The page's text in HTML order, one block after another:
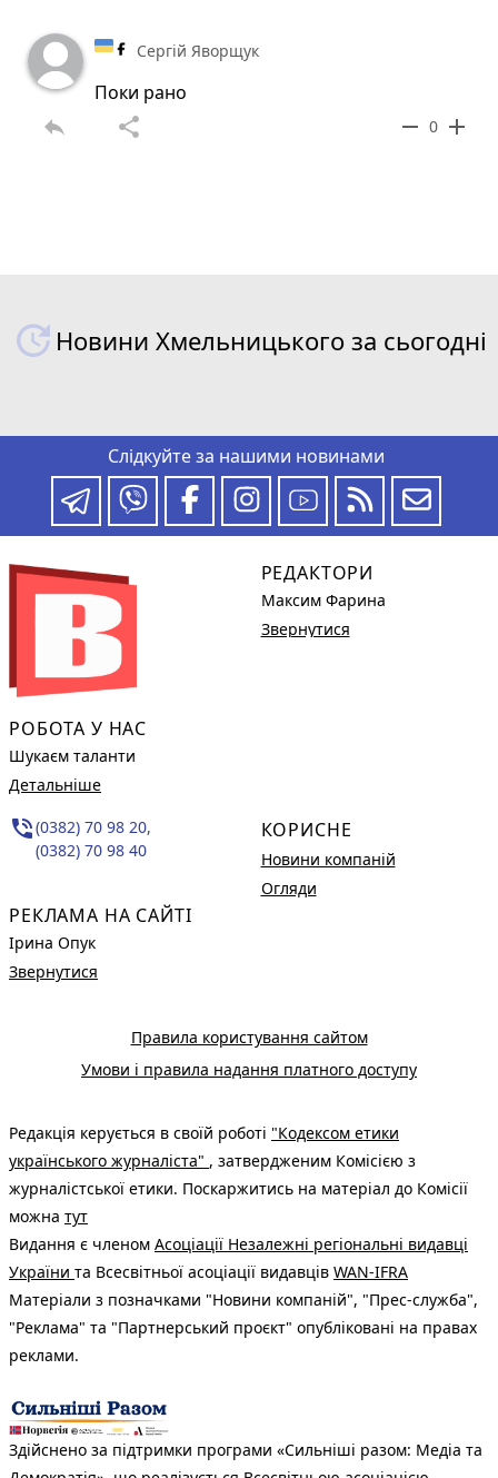
Сергій Яворщук
Поки рано
reply share remove 0 add
Новини Хмельницького за сьогодні
Слідкуйте за нашими новинами
РОБОТА У НАС
Шукаєм таланти
Детальніше
phone_in_talk(0382) 70 98 20,
(0382) 70 98 40
РЕКЛАМА НА САЙТІ
Ірина Опук
Звернутися
РЕДАКТОРИ
Максим Фарина
Звернутися
КОРИСНЕ
Новини компаній
Огляди
Правила користування сайтом
Умови і правила надання платного доступу
Редакція керується в своїй роботі "Кодексом етики
українського журналіста" , затвердженим Комісією з
журналістської етики. Поскаржитись на матеріал до Комісії
можна тут
Видання є членом Асоціації Незалежні регіональні видавці
України та Всесвітньої асоціації видавців WAN-IFRA
Матеріали з позначками "Новини компаній", "Прес-служба",
"Реклама" та "Партнерський проєкт" опубліковані на правах
реклами.
Здійснено за підтримки програми «Сильніші разом: Медіа та